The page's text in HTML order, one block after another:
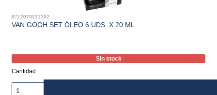
8712079231392
VAN GOGH SET ÓLEO 6 UDS. X 20 ML
Sin stock
Cantidad